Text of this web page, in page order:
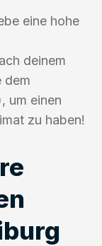
eine hohe
deinem
dem
um einen
zu haben!